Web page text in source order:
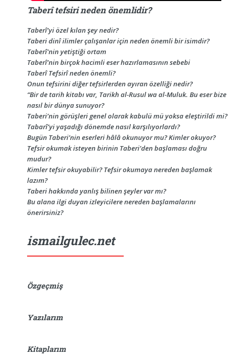
Taberî tefsiri neden önemlidir?
Taberî’yi özel kılan şey nedir?
Taberi dinî ilimler çalışanlar için neden önemli bir isimdir?
Taberî'nin yetiştiği ortam
Taberî’nin birçok hacimli eser hazırlamasının sebebi
Taberî Tefsirî neden önemli?
Onun tefsirini diğer tefsirlerden ayıran özelliği nedir?
“Bir de tarih kitabı var, Tarikh al-Rusul wa al-Muluk. Bu eser bize
nasıl bir dünya sunuyor?
Taberi’nin görüşleri genel olarak kabulü mü yoksa eleştirildi mi?
Tabarî’yi yaşadığı dönemde nasıl karşılıyorlardı?
Bugün Taberi’nin eserleri hâlâ okunuyor mu? Kimler okuyor?
Tefsir okumak isteyen birinin Taberi’den başlaması doğru
mudur?
Kimler tefsir okuyabilir? Tefsir okumaya nereden başlamak
lazım?
Taberi hakkında yanlış bilinen şeyler var mı?
Bu alana ilgi duyan izleyicilere nereden başlamalarını
önerirsiniz?
ismailgulec.net
Özgeçmiş
Yazılarım
Kitaplarım